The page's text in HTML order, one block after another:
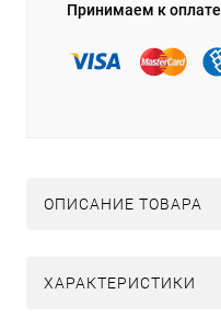
Принимаем к оплате
ОПИСАНИЕ ТОВАРА
ХАРАКТЕРИСТИКИ